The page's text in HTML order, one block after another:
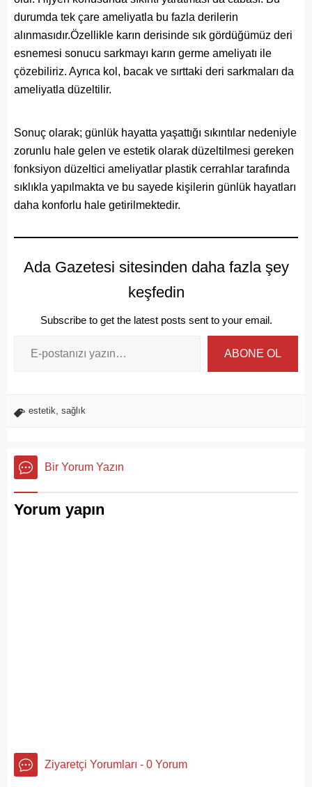
durumda tek çare ameliyatla bu fazla derilerin
alınmasıdır.Özellikle karın derisinde sık gördüğümüz deri
esnemesi sonucu sarkmayı karın germe ameliyatı ile
çözebiliriz. Ayrıca kol, bacak ve sırttaki deri sarkmaları da
ameliyatla düzeltilir.
Sonuç olarak; günlük hayatta yaşattığı sıkıntılar nedeniyle
zorunlu hale gelen ve estetik olarak düzeltilmesi gereken
fonksiyon düzeltici ameliyatlar plastik cerrahlar tarafında
sıklıkla yapılmakta ve bu sayede kişilerin günlük hayatları
daha konforlu hale getirilmektedir.
Ada Gazetesi sitesinden daha fazla şey
keşfedin
Subscribe to get the latest posts sent to your email.
ABONE OL
estetik, sağlık
Bir Yorum Yazın
Yorum yapın
Ziyaretçi Yorumları - 0 Yorum